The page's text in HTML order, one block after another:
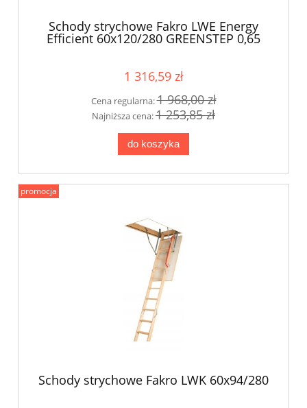
Schody strychowe Fakro LWE Energy
Efficient 60x120/280 GREENSTEP 0,65
1 316,59 zł
Cena regularna:1 968,00 zł
Najniższa cena:1 253,85 zł
do koszyka
Schody strychowe Fakro LWK 60x94/280
promocja